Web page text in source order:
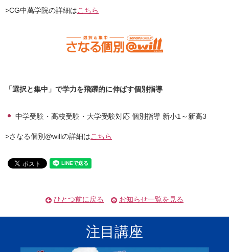
>CG中萬学院の詳細はこちら
「選択と集中」で学力を飛躍的に伸ばす個別指導
中学受験・高校受験・大学受験対応 個別指導 新小1～新高3
>さなる個別@willの詳細はこちら
ひとつ前に戻る お知らせ一覧を見る
注目講座